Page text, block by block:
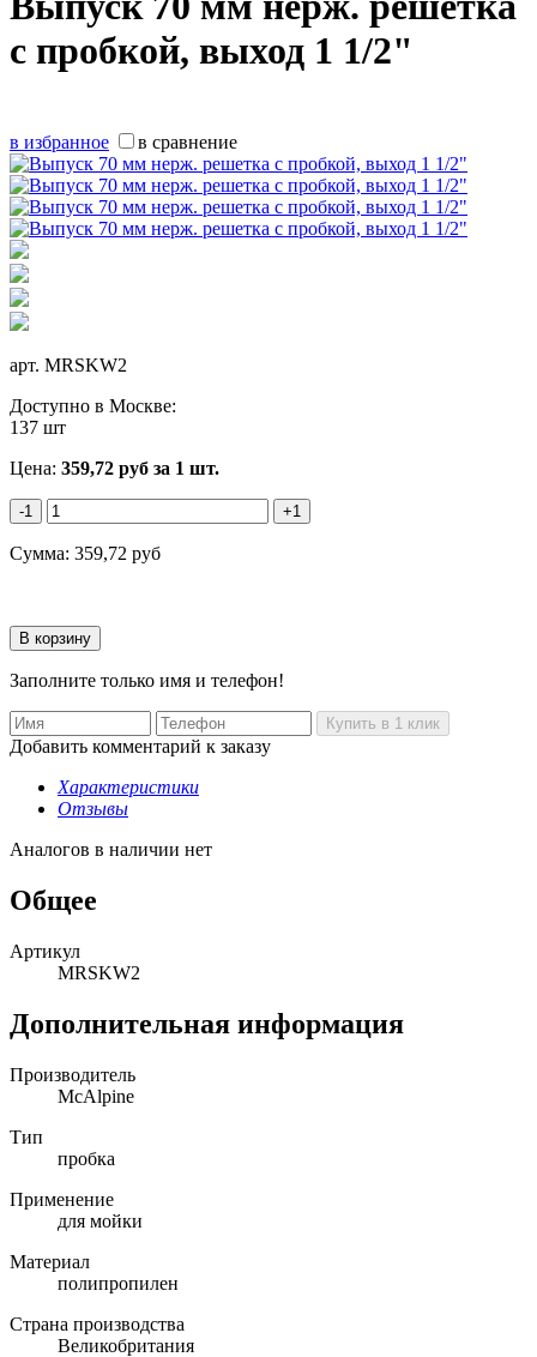
с пробкой, выход 1 1/2"
в избранное в сравнение
арт. MRSKW2
Доступно в Москве:
137 шт
Цена: 359,72 руб за 1 шт.
-1 +1
Сумма: 359,72 руб
Заполните только имя и телефон!
Добавить комментарий к заказу
Характеристики
Отзывы
Аналогов в наличии нет
Общее
Артикул
MRSKW2
Дополнительная информация
Производитель
McAlpine
Тип
пробка
Применение
для мойки
Материал
полипропилен
Страна производства
Великобритания